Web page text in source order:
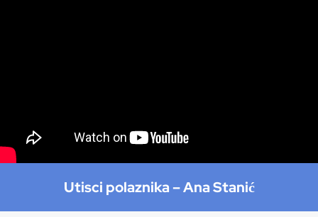
Utisci polaznika –Ana Stanić